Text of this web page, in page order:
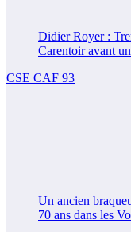
Didier Royer :
Carentoir avant
CSE CAF 93
Un ancien
70 ans dans les